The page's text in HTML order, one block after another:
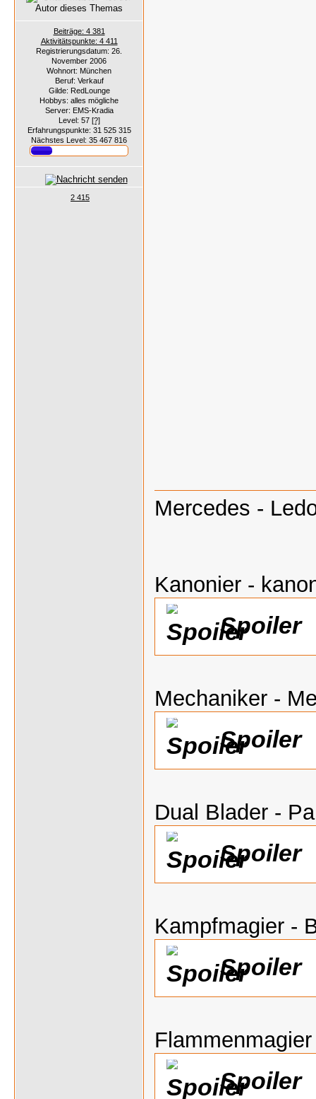
Beiträge: 4 381
Aktivitätspunkte: 4 411
Registrierungsdatum: 26.
November 2006
Wohnort: München
Beruf: Verkauf
Gilde: RedLounge
Hobbys: alles mögliche
Server: EMS-Kradia
Level: 57 [?]
Erfahrungspunkte: 31 525 315
Nächstes Level: 35 467 816
2 415
Mercedes -
Kanonier -
Spoiler
Mechaniker -
Spoiler
Dual Blader -
Spoiler
Kampfmagier -
Spoiler
Spoiler